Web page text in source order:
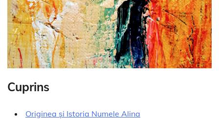
Cuprins
Originea și Istoria Numele Alina